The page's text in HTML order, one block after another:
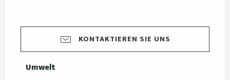
KONTAKTIEREN SIE UNS
Umwelt
Umwelt